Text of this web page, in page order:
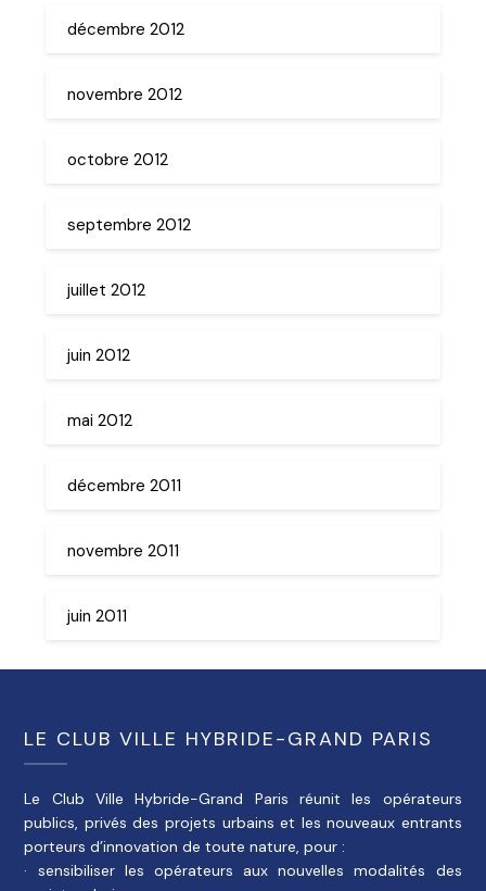
décembre 2012
novembre 2012
octobre 2012
septembre 2012
juillet 2012
juin 2012
mai 2012
décembre 2011
novembre 2011
juin 2011
LE CLUB VILLE HYBRIDE-GRAND PARIS
Le Club Ville Hybride-Grand Paris réunit les opérateurs
publics, privés des projets urbains et les nouveaux entrants
porteurs d’innovation de toute nature, pour :
· sensibiliser les opérateurs aux nouvelles modalités des